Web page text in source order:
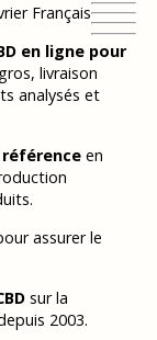
Français
en ligne pour
livraison
analysés et
en
assurer le
sur la
2003.